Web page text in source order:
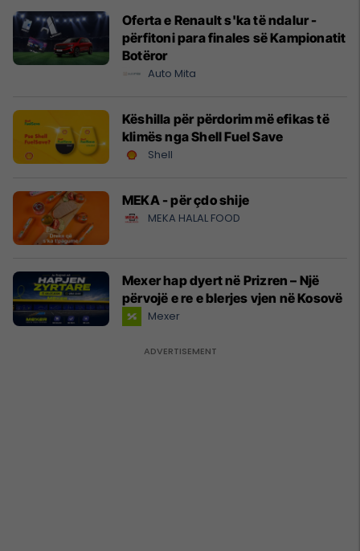
Oferta e Renault s'ka të ndalur -
përfitoni para finales së Kampionatit
Botëror
Auto Mita
Këshilla për përdorim më efikas të
klimës nga Shell Fuel Save
Shell
MEKA - për çdo shije
MEKA HALAL FOOD
Mexer hap dyert në Prizren – Një
përvojë e re e blerjes vjen në Kosovë
Mexer